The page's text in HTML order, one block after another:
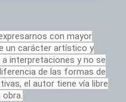
con mayor
un carácter artístico y
interpretaciones y no se
de las formas de
el autor tiene vía libre